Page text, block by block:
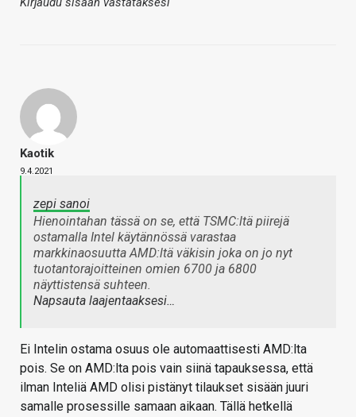
Kaotik
9.4.2021
zepi sanoi
Hienointahan tässä on se, että TSMC:ltä piirejä
ostamalla Intel käytännössä varastaa
markkinaosuutta AMD:ltä väkisin joka on jo nyt
tuotantorajoitteinen omien 6700 ja 6800
näyttistensä suhteen.
Napsauta laajentaaksesi…
Ei Intelin ostama osuus ole automaattisesti AMD:lta
pois. Se on AMD:lta pois vain siinä tapauksessa, että
ilman Inteliä AMD olisi pistänyt tilaukset sisään juuri
samalle prosessille samaan aikaan. Tällä hetkellä